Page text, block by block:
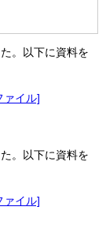
。以下に資料を
ァイル]
。以下に資料を
ァイル]